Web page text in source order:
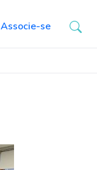
Associe-se